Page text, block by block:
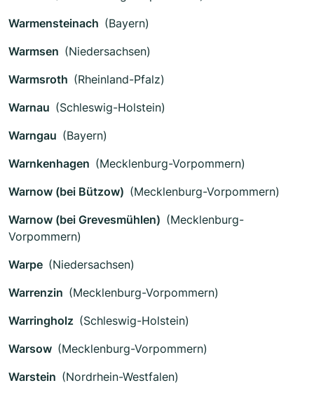
Warmensteinach (Bayern)
Warmsen (Niedersachsen)
Warmsroth (Rheinland-Pfalz)
Warnau (Schleswig-Holstein)
Warngau (Bayern)
Warnkenhagen (Mecklenburg-Vorpommern)
Warnow (bei Bützow) (Mecklenburg-Vorpommern)
Warnow (bei Grevesmühlen) (Mecklenburg-
Vorpommern)
Warpe (Niedersachsen)
Warrenzin (Mecklenburg-Vorpommern)
Warringholz (Schleswig-Holstein)
Warsow (Mecklenburg-Vorpommern)
Warstein (Nordrhein-Westfalen)